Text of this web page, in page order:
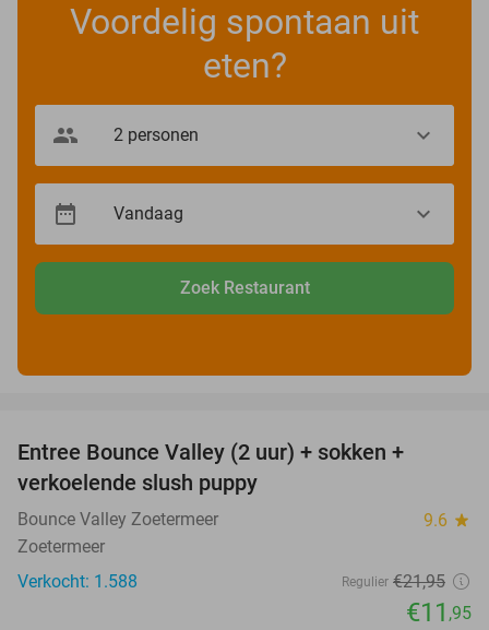
Voordelig spontaan uit
eten?
Zoek Restaurant
Entree Bounce Valley (2 uur) + sokken +
verkoelende slush puppy
Bounce Valley Zoetermeer 9.6 star
Zoetermeer
Verkocht: 1.588
Regulier €21,95
€11 ,95